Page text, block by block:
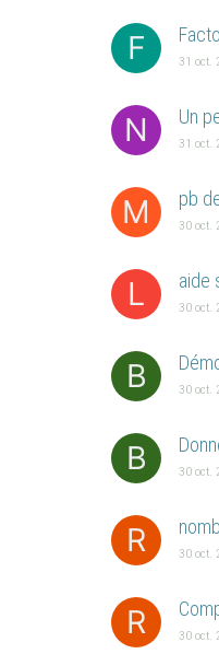
F 31 oct.
N Un
31 oct.
M pb
30 oct.
L aide
30 oct.
B 30 oct.
B 30 oct.
R 30 oct.
R 30 oct.